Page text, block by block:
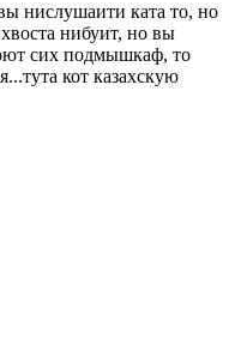
нислушаити ката то, но
нибуит, но вы
сих подмышкаф, то
кот казахскую